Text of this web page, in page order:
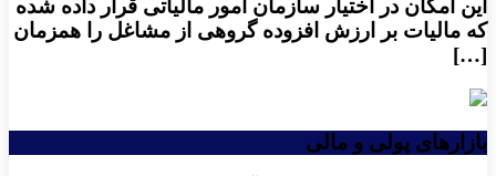
این امکان در اختیار سازمان امور مالیاتی قرار داده شده
که مالیات بر ارزش افزوده گروهی از مشاغل را همزمان
[…]
بازارهای پولی و مالی